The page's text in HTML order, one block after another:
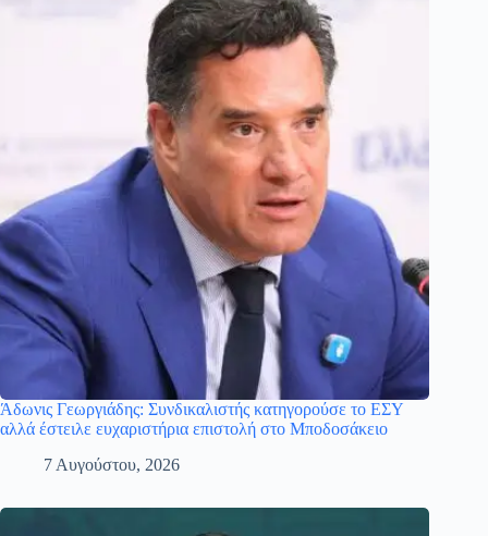
Άδωνις Γεωργιάδης: Συνδικαλιστής κατηγορούσε το ΕΣΥ
αλλά έστειλε ευχαριστήρια επιστολή στο Μποδοσάκειο
7 Αυγούστου, 2026